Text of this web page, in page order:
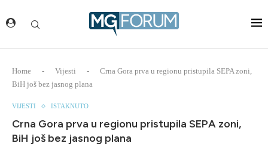
Home - Vijesti -
Crna Gora prva u regionu pristupila SEPA zoni,
BiH još bez jasnog plana
VIJESTI ISTAKNUTO
Crna Gora prva u regionu pristupila SEPA zoni,
BiH još bez jasnog plana